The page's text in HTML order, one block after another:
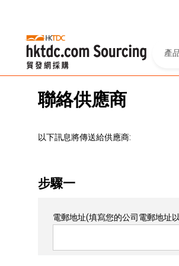
產
聯絡供應商
以下訊息將傳送給供應商:
步驟一
電郵地址(填寫您的公司電郵地址